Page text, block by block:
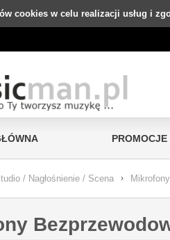
cookies w celu realizacji usług i
PROMOCJE
/ Nagłośnienie / Scena ›